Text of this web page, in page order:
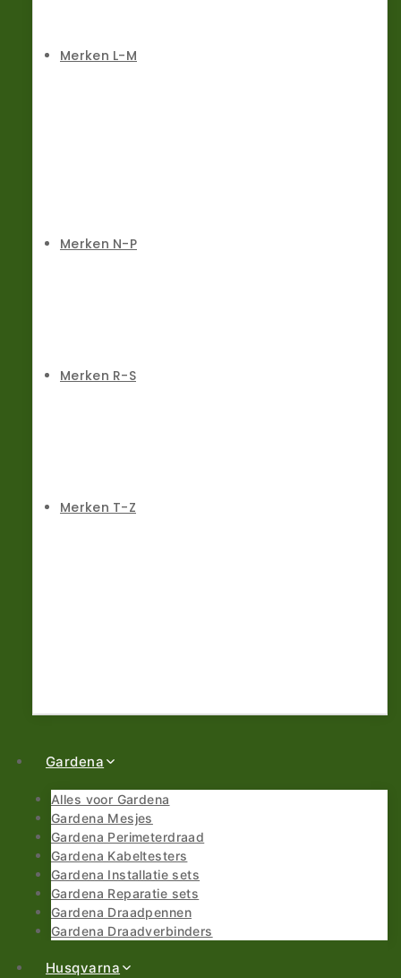
Merken L-M
Merken N-P
Merken R-S
Merken T-Z
Gardena
Alles voor Gardena
Gardena Mesjes
Gardena Perimeterdraad
Gardena Kabeltesters
Gardena Installatie sets
Gardena Reparatie sets
Gardena Draadpennen
Gardena Draadverbinders
Husqvarna